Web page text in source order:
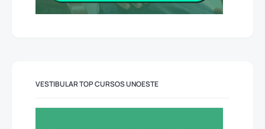
VESTIBULAR TOP CURSOS UNOESTE